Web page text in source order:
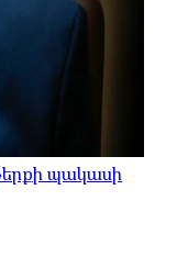
պակասի